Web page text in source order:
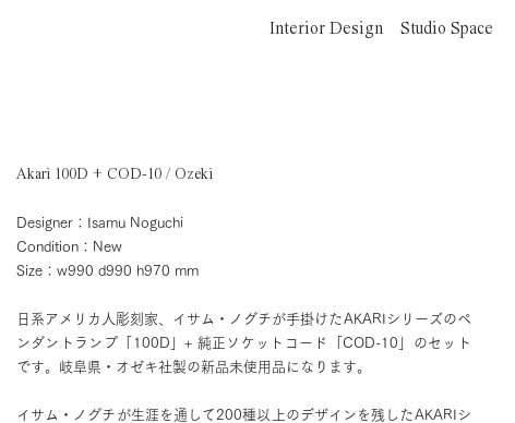
Interior Design Studio Space
Akari 100D + COD-10 / Ozeki
Designer：Isamu Noguchi
Condition：New
Size：w990 d990 h970 mm
日系アメリカ人彫刻家、イサム・ノグチが手掛けたAKARIシリーズのペ
ンダントランプ「100D」+ 純正ソケットコード「COD-10」のセット
です。岐阜県・オゼキ社製の新品未使用品になります。
イサム・ノグチが生涯を通して200種以上のデザインを残したAKARIシ